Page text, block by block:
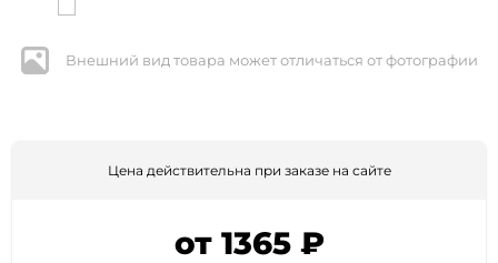
Внешний вид товара может отличаться от фотографии
Цена действительна при заказе на сайте
от 1365 ₽
КОММЕНТАРИИ*